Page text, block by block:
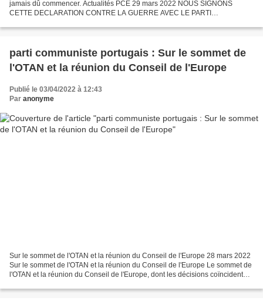
jamais dû commencer. Actualités PCE 29 mars 2022 NOUS SIGNONS
CETTE DECLARATION CONTRE LA GUERRE AVEC LE PARTI
BRETAGNE ET...
parti communiste portugais : Sur le sommet de
l'OTAN et la réunion du Conseil de l'Europe
Publié le 03/04/2022 à 12:43
Par anonyme
Sur le sommet de l'OTAN et la réunion du Conseil de l'Europe 28 mars 2022
Sur le sommet de l'OTAN et la réunion du Conseil de l'Europe Le sommet de
l'OTAN et la réunion du Conseil de l'Europe, dont les décisions coïncident